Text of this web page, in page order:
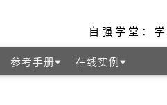
自强学堂：
参考手册 在线实例